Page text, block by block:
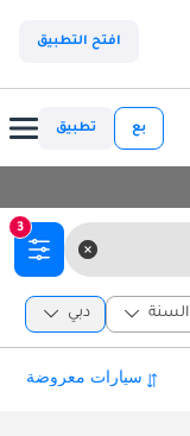
افتح التطبيق
بع تطبيق
3
السنة دبي